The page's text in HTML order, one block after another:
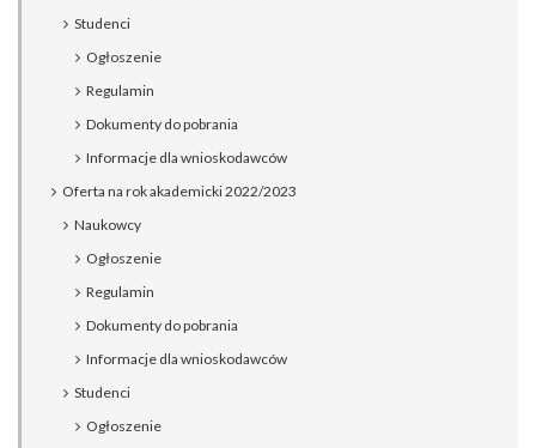
Studenci
Ogłoszenie
Regulamin
Dokumenty do pobrania
Informacje dla wnioskodawców
Oferta na rok akademicki 2022/2023
Naukowcy
Ogłoszenie
Regulamin
Dokumenty do pobrania
Informacje dla wnioskodawców
Studenci
Ogłoszenie